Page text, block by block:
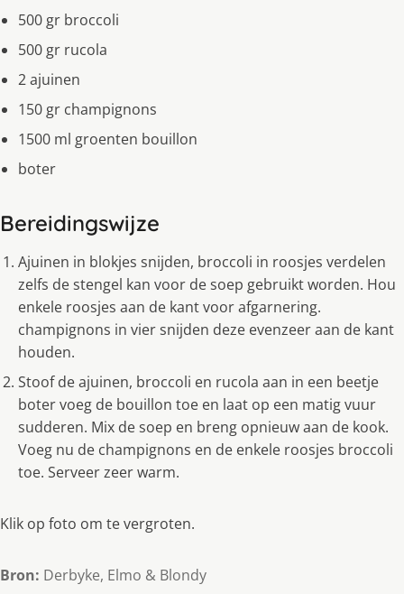
500 gr broccoli
500 gr rucola
2 ajuinen
150 gr champignons
1500 ml groenten bouillon
boter
Bereidingswijze
Ajuinen in blokjes snijden, broccoli in roosjes verdelen
zelfs de stengel kan voor de soep gebruikt worden. Hou
enkele roosjes aan de kant voor afgarnering.
champignons in vier snijden deze evenzeer aan de kant
houden.
Stoof de ajuinen, broccoli en rucola aan in een beetje
boter voeg de bouillon toe en laat op een matig vuur
sudderen. Mix de soep en breng opnieuw aan de kook.
Voeg nu de champignons en de enkele roosjes broccoli
toe. Serveer zeer warm.
Klik op foto om te vergroten.
Bron: Derbyke, Elmo & Blondy